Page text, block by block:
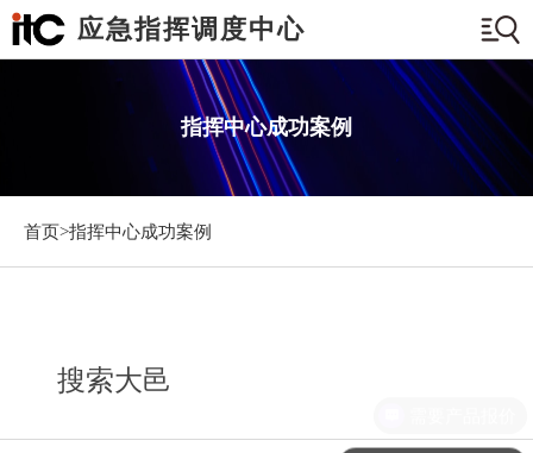
应急指挥调度中心
指挥中心成功案例
首页>指挥中心成功案例
搜索大邑